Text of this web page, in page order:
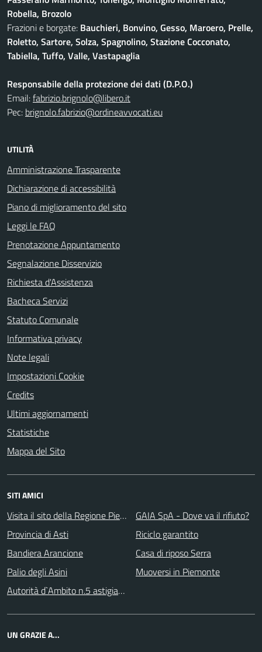
Robella, Brozolo
Frazioni e borgate: Bauchieri, Bonvino, Gesso, Maroero, Prelle,
Roletto, Sartore, Solza, Spagnolino, Stazione Cocconato,
Tabiella, Tuffo, Valle, Vastapaglia
Responsabile della protezione dei dati (D.P.O.)
Email:fabrizio.brignolo@libero.it
Pec: brignolo.fabrizio@ordineavvocati.eu
UTILITÀ
Amministrazione Trasparente
Dichiarazione di accessibilità
Piano di miglioramento del sito
Leggi le FAQ
Prenotazione Appuntamento
Segnalazione Disservizio
Richiesta d'Assistenza
Bacheca Servizi
Statuto Comunale
Informativa privacy
Note legali
Impostazioni Cookie
Credits
Ultimi aggiornamenti
Statistiche
Mappa del Sito
SITI AMICI
Visita il sito della Regione Piemonte
Provincia di Asti
Bandiera Arancione
Palio degli Asini
Autorità d`Ambito n.5 astigiano Monferrato
GAIA SpA - Dove va il rifiuto?
Riciclo garantito
Casa di riposo Serra
Muoversi in Piemonte
UN GRAZIE A...